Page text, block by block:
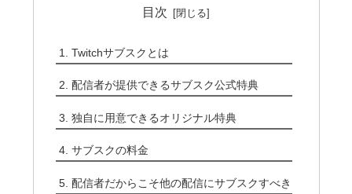
目次
Twitchサブスクとは
配信者が提供できるサブスク公式特典
独自に用意できるオリジナル特典
サブスクの料金
配信者だからこそ他の配信にサブスクすべき